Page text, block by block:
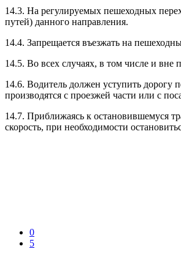
14.3. На регулируемых пешеходных
путей) данного направления.
14.4. Запрещается въезжать на
14.5. Во всех случаях, в том числе и
14.6. Водитель должен уступить дорогу
производятся с проезжей части или с
14.7. Приближаясь к остановившемуся
скорость, при необходимости
0
5